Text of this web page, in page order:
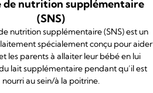
de nutrition supplémentaire
(SNS)
nutrition supplémentaire (SNS) est un
spécialement conçu pour aider
les parents à allaiter leur bébé en lui
lait supplémentaire pendant qu’il est
nourri au sein/à la poitrine.